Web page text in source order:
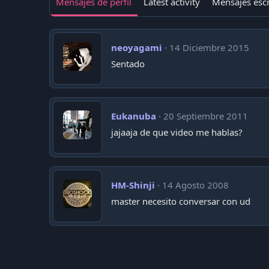
neoyagami
14 Diciembre 2015
Sentado
Eukanuba
20 Septiembre 2011
jajaaja de que video me hablas?
HM-Shinji
14 Agosto 2008
master necesito conversar con ud